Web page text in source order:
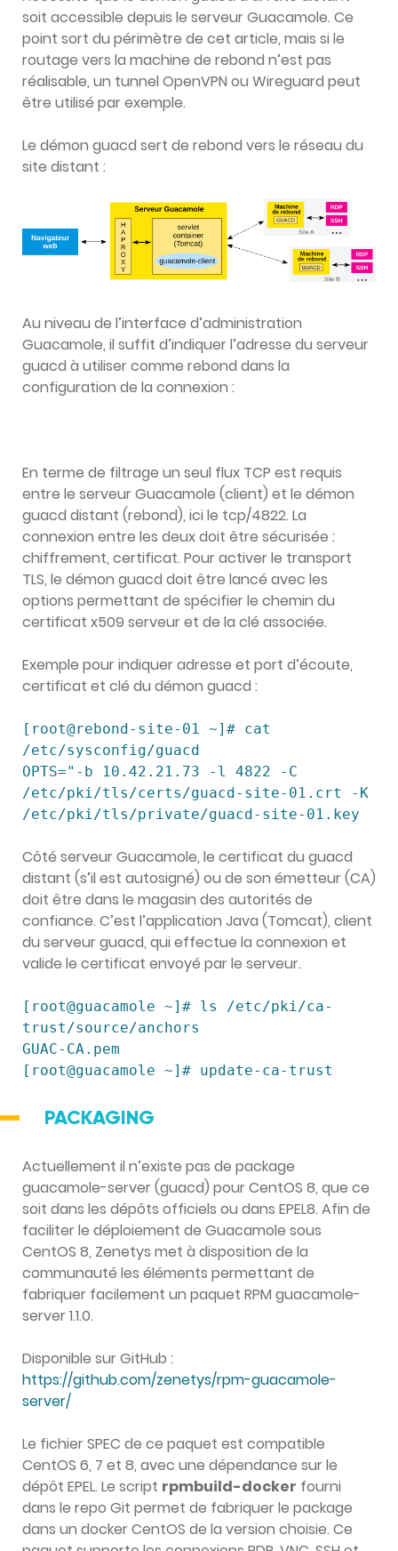
soit accessible depuis le serveur Guacamole. Ce
point sort du périmètre de cet article, mais si le
routage vers la machine de rebond n’est pas
réalisable, un tunnel OpenVPN ou Wireguard peut
être utilisé par exemple.
Le démon guacd sert de rebond vers le réseau du
site distant :
Au niveau de l’interface d’administration
Guacamole, il suffit d’indiquer l’adresse du serveur
guacd à utiliser comme rebond dans la
configuration de la connexion :
En terme de filtrage un seul flux TCP est requis
entre le serveur Guacamole (client) et le démon
guacd distant (rebond), ici le tcp/4822. La
connexion entre les deux doit être sécurisée :
chiffrement, certificat. Pour activer le transport
TLS, le démon guacd doit être lancé avec les
options permettant de spécifier le chemin du
certificat x509 serveur et de la clé associée.
Exemple pour indiquer adresse et port d’écoute,
certificat et clé du démon guacd :
[root@rebond-site-01 ~]# cat
/etc/sysconfig/guacd
OPTS="-b 10.42.21.73 -l 4822 -C
/etc/pki/tls/certs/guacd-site-01.crt -K
/etc/pki/tls/private/guacd-site-01.key
Côté serveur Guacamole, le certificat du guacd
distant (s’il est autosigné) ou de son émetteur (CA)
doit être dans le magasin des autorités de
confiance. C’est l’application Java (Tomcat), client
du serveur guacd, qui effectue la connexion et
valide le certificat envoyé par le serveur.
[root@guacamole ~]# ls /etc/pki/ca-
trust/source/anchors
GUAC-CA.pem
[root@guacamole ~]# update-ca-trust
PACKAGING
Actuellement il n’existe pas de package
guacamole-server (guacd) pour CentOS 8, que ce
soit dans les dépôts officiels ou dans EPEL8. Afin de
faciliter le déploiement de Guacamole sous
CentOS 8, Zenetys met à disposition de la
communauté les éléments permettant de
fabriquer facilement un paquet RPM guacamole-
server 1.1.0.
Disponible sur GitHub :
https://github.com/zenetys/rpm-guacamole-
server/
Le fichier SPEC de ce paquet est compatible
CentOS 6, 7 et 8, avec une dépendance sur le
dépôt EPEL. Le script rpmbuild-docker fourni
dans le repo Git permet de fabriquer le package
dans un docker CentOS de la version choisie. Ce